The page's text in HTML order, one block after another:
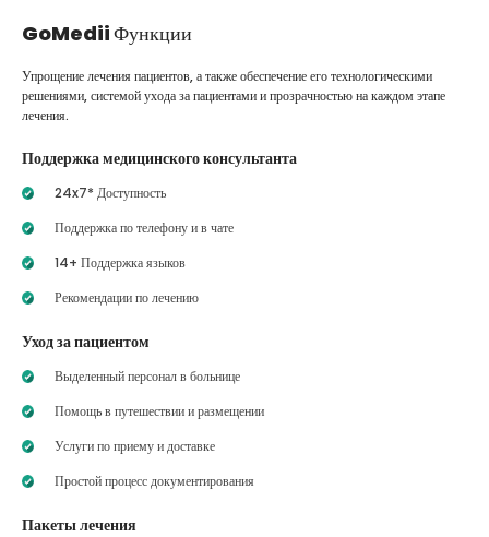
GoMediiФункции
Упрощение лечения пациентов, а также обеспечение его технологическими
решениями, системой ухода за пациентами и прозрачностью на каждом этапе
лечения.
Поддержка медицинского консультанта
24x7* Доступность
Поддержка по телефону и в чате
14+ Поддержка языков
Рекомендации по лечению
Уход за пациентом
Выделенный персонал в больнице
Помощь в путешествии и размещении
Услуги по приему и доставке
Простой процесс документирования
Пакеты лечения